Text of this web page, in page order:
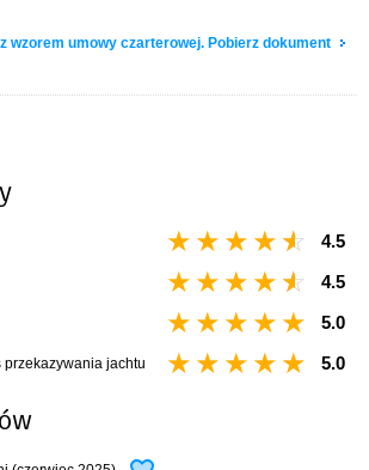
WC.
jachtach)
lub MP3)
(woda pitna i zaburtowa)
wzorem umowy czarterowej. Pobierz dokument
4.5
4.5
5.0
przekazywania jachtu 5.0